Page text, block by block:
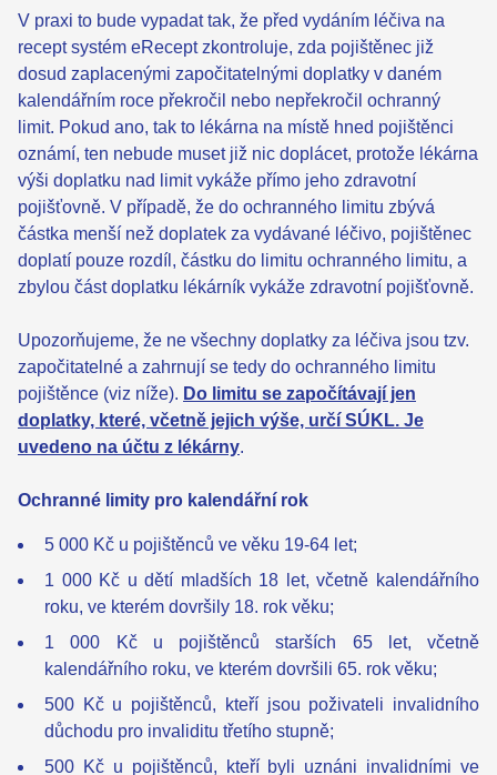
V praxi to bude vypadat tak, že před vydáním léčiva na
recept systém eRecept zkontroluje, zda pojištěnec již
dosud zaplacenými započitatelnými doplatky v daném
kalendářním roce překročil nebo nepřekročil ochranný
limit. Pokud ano, tak to lékárna na místě hned pojištěnci
oznámí, ten nebude muset již nic doplácet, protože lékárna
výši doplatku nad limit vykáže přímo jeho zdravotní
pojišťovně. V případě, že do ochranného limitu zbývá
částka menší než doplatek za vydávané léčivo, pojištěnec
doplatí pouze rozdíl, částku do limitu ochranného limitu, a
zbylou část doplatku lékárník vykáže zdravotní pojišťovně.
Upozorňujeme, že ne všechny doplatky za léčiva jsou tzv.
započitatelné a zahrnují se tedy do ochranného limitu
pojištěnce (viz níže). Do limitu se započítávají jen
doplatky, které, včetně jejich výše, určí SÚKL. Je
uvedeno na účtu z lékárny.
Ochranné limity pro kalendářní rok
5 000 Kč u pojištěnců ve věku 19-64 let;
1 000 Kč u dětí mladších 18 let, včetně kalendářního
roku, ve kterém dovršily 18. rok věku;
1 000 Kč u pojištěnců starších 65 let, včetně
kalendářního roku, ve kterém dovršili 65. rok věku;
500 Kč u pojištěnců, kteří jsou poživateli invalidního
důchodu pro invaliditu třetího stupně;
500 Kč u pojištěnců, kteří byli uznáni invalidními ve